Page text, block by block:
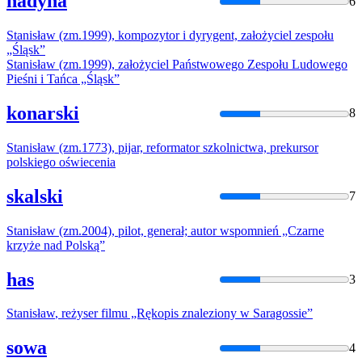
Stanisław (zm.1999), kompozytor i dyrygent, założyciel zespołu
„Śląsk”
Stanisław (zm.1999), założyciel Państwowego Zespołu Ludowego
Pieśni i Tańca „Śląsk”
konarski 8
Stanisław (zm.1773), pijar, reformator szkolnictwa, prekursor
polskiego oświecenia
skalski 7
Stanisław (zm.2004), pilot, generał; autor wspomnień „Czarne
krzyże nad Polską”
has 3
Stanisław, reżyser filmu „Rękopis znaleziony w Saragossie”
sowa 4